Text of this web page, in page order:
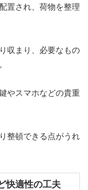
置され、荷物を整理
収まり、必要なもの
やスマホなどの貴重
整頓できる点がうれ
快適性の工夫